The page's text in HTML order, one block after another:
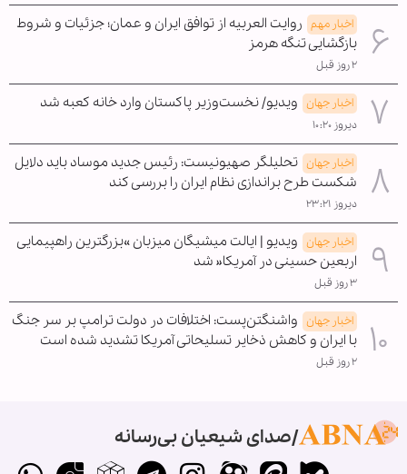
اخبار مهم روایت العربیه از توافق ایران و عمان؛ جزئیات و شروط
بازگشایی تنگه هرمز
۲ روز قبل
اخبار جهان ویدیو/ نخست‌وزیر پاکستان وارد خانه کعبه شد
دیروز ۱۰:۲۰
اخبار جهان تحلیلگر صهیونیست: رئیس جدید موساد باید دلایل
شکست طرح براندازی نظام ایران را بررسی کند
دیروز ۲۳:۲۱
اخبار جهان ویدیو | ایالت میشیگان میزبان »بزرگترین راهپیمایی
اربعین حسینی در آمریکا« شد
۳ روز قبل
اخبار جهان واشنگتن‌پست: اختلافات در دولت ترامپ بر سر جنگ
با ایران و کاهش ذخایر تسلیحاتی آمریکا تشدید شده است
۲ روز قبل
صدای شیعیان بی‌رسانه